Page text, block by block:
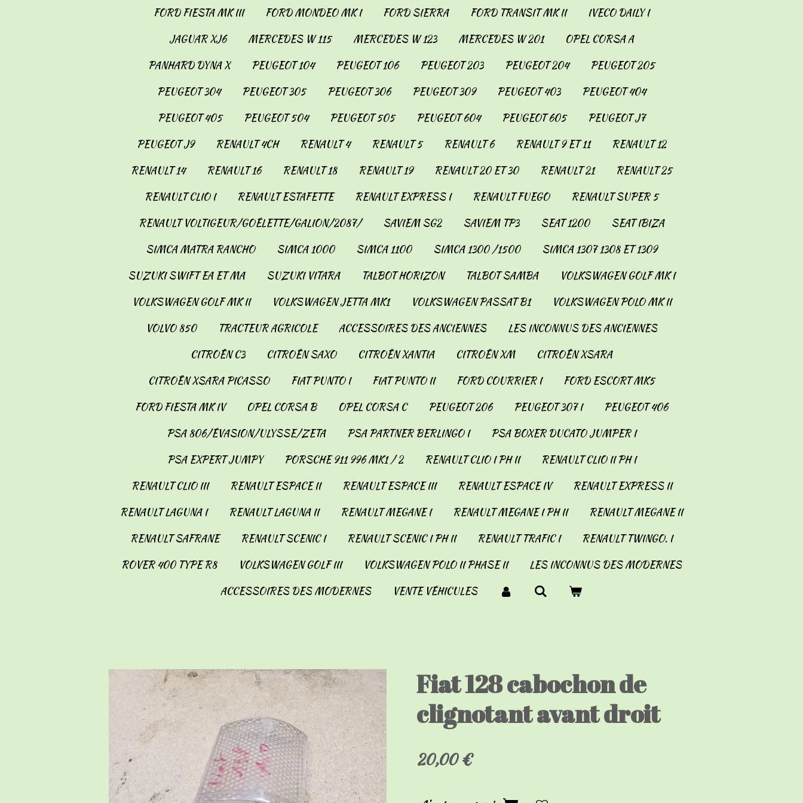
FORD FIESTA MK III
FORD MONDEO MK I FORD SIERRA FORD TRANSIT MK II
IVECO DAILY I
JAGUAR XJ6
MERCEDES W 115 MERCEDES W 123 MERCEDES W 201
OPEL CORSA A
PANHARD DYNA X
PEUGEOT 104 PEUGEOT 106 PEUGEOT 203 PEUGEOT 204
PEUGEOT 205
PEUGEOT 304
PEUGEOT 305 PEUGEOT 306 PEUGEOT 309 PEUGEOT 403
PEUGEOT 404
PEUGEOT 405
PEUGEOT 504 PEUGEOT 505 PEUGEOT 604 PEUGEOT 605
PEUGEOT J7
PEUGEOT J9
RENAULT 4CH RENAULT 4 RENAULT 5 RENAULT 6 RENAULT 9 ET 11
RENAULT 12
RENAULT 14
RENAULT 16 RENAULT 18 RENAULT 19 RENAULT 20 ET 30 RENAULT 21
RENAULT 25
RENAULT CLIO I
RENAULT ESTAFETTE RENAULT EXPRESS I RENAULT FUEGO
RENAULT SUPER 5
RENAULT VOLTIGEUR/GOÉLETTE/GALION/2087/
SAVIEM SG2 SAVIEM TP3 SEAT 1200
SEAT IBIZA
SIMCA MATRA RANCHO
SIMCA 1000 SIMCA 1100 SIMCA 1300 /1500
SIMCA 1307 1308 ET 1309
SUZUKI SWIFT EA ET MA
SUZUKI VITARA TALBOT HORIZON TALBOT SAMBA
VOLKSWAGEN GOLF MK I
VOLKSWAGEN GOLF MK II
VOLKSWAGEN JETTA MK1 VOLKSWAGEN PASSAT B1
VOLKSWAGEN POLO MK II
VOLVO 850
TRACTEUR AGRICOLE ACCESSOIRES DES ANCIENNES
LES INCONNUS DES ANCIENNES
CITROËN C3
CITROËN SAXO CITROËN XANTIA CITROËN XM
CITROËN XSARA
CITROËN XSARA PICASSO
FIAT PUNTO I FIAT PUNTO II FORD COURRIER I
FORD ESCORT MK5
FORD FIESTA MK IV
OPEL CORSA B OPEL CORSA C PEUGEOT 206 PEUGEOT 307 I
PEUGEOT 406
PSA 806/ÉVASION/ULYSSE/ZETA
PSA PARTNER BERLINGO I
PSA BOXER DUCATO JUMPER I
PSA EXPERT JUMPY
PORSCHE 911 996 MK1 / 2 RENAULT CLIO I PH II
RENAULT CLIO II PH I
RENAULT CLIO III
RENAULT ESPACE II RENAULT ESPACE III RENAULT ESPACE IV
RENAULT EXPRESS II
RENAULT LAGUNA I
RENAULT LAGUNA II RENAULT MEGANE I RENAULT MEGANE I PH II
RENAULT MEGANE II
RENAULT SAFRANE
RENAULT SCENIC I RENAULT SCENIC I PH II RENAULT TRAFIC I
RENAULT TWINGO. I
ROVER 400 TYPE R8
VOLKSWAGEN GOLF III VOLKSWAGEN POLO II PHASE II
LES INCONNUS DES MODERNES
ACCESSOIRES DES MODERNES
VENTE VÉHICULES
Fiat 128 cabochon de
clignotant avant droit
20,00 €